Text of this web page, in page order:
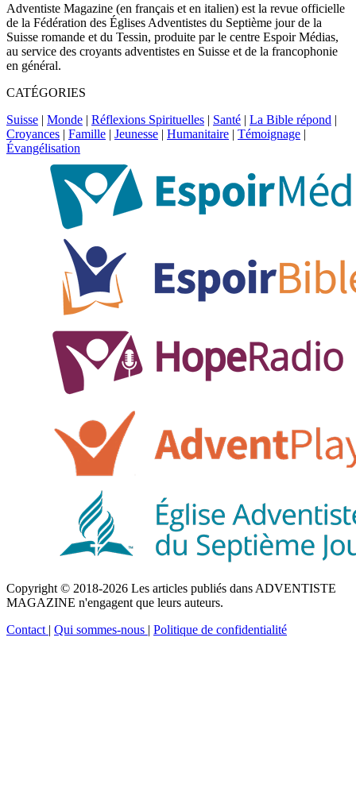
Adventiste Magazine (en français et en italien) est la revue officielle
de la Fédération des Églises Adventistes du Septième jour de la
Suisse romande et du Tessin, produite par le centre Espoir Médias,
au service des croyants adventistes en Suisse et de la francophonie
en général.
CATÉGORIES
Suisse | Monde | Réflexions Spirituelles | Santé | La Bible répond |
Croyances | Famille | Jeunesse | Humanitaire | Témoignage |
Évangélisation
Copyright © 2018-2026 Les articles publiés dans ADVENTISTE
MAGAZINE n'engagent que leurs auteurs.
Contact | Qui sommes-nous | Politique de confidentialité